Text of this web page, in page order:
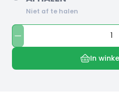
Niet af te halen
In